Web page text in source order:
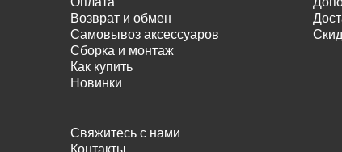
Возврат и обмен
Самовывоз аксессуаров
Сборка и монтаж
Как купить
Новинки
Свяжитесь с нами